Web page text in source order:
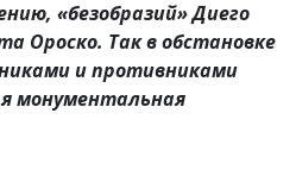
«безобразий» Диего
Ороско. Так в обстановке
и противниками
монументальная